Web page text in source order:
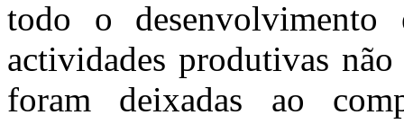
todo o desenvolvimento
actividades produtivas
foram deixadas ao